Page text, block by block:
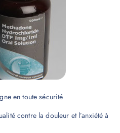
en toute sécurité
contre la douleur et l’anxiété à